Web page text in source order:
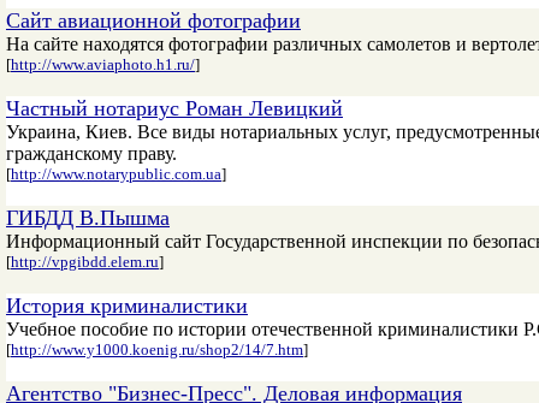
Сайт авиационной фотографии
На сайте находятся фотографии различных самолетов и
[http://www.aviaphoto.h1.ru/]
Частный нотариус Роман Левицкий
Украина, Киев. Все виды нотариальных услуг,
гражданскому праву.
[http://www.notarypublic.com.ua]
ГИБДД В.Пышма
Информационный сайт Государственной инспекции по
[http://vpgibdd.elem.ru]
История криминалистики
Учебное пособие по истории отечественной криминалистики
[http://www.y1000.koenig.ru/shop2/14/7.htm]
Агентство "Бизнес-Пресс". Деловая информация